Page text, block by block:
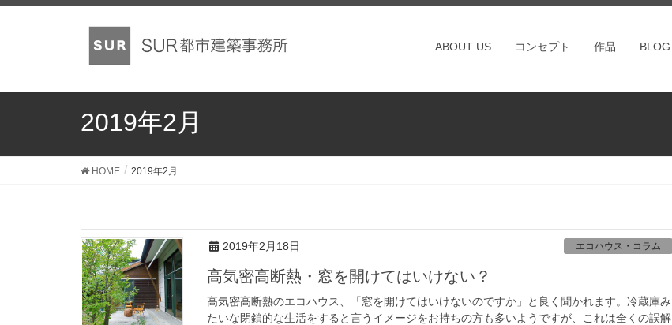
ABOUT US コンセプト 作品 BLOG
2019年2月
HOME 2019年2月
2019年2月18日 エコハウス・コラム
高気密高断熱・窓を開けてはいけない？
高気密高断熱のエコハウス、「窓を開けてはいけないのですか」と良く聞かれます。冷蔵庫み
たいな閉鎖的な生活をすると言うイメージをお持ちの方も多いようですが、これは全くの誤解